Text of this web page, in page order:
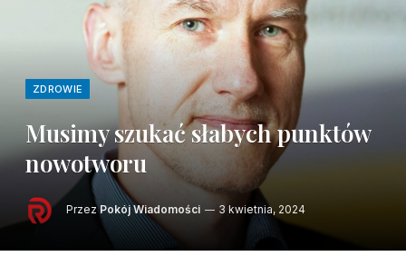
ZDROWIE
Musimy szukać słabych punktów
nowotworu
Przez Pokój Wiadomości 3 kwietnia, 2024